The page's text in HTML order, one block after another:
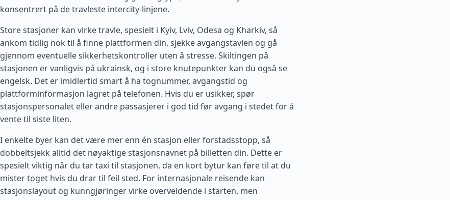
konsentrert på de travleste intercity-linjene.
Store stasjoner kan virke travle, spesielt i Kyiv, Lviv, Odesa og Kharkiv, så
ankom tidlig nok til å finne plattformen din, sjekke avgangstavlen og gå
gjennom eventuelle sikkerhetskontroller uten å stresse. Skiltingen på
stasjonen er vanligvis på ukrainsk, og i store knutepunkter kan du også se
engelsk. Det er imidlertid smart å ha tognummer, avgangstid og
plattforminformasjon lagret på telefonen. Hvis du er usikker, spør
stasjonspersonalet eller andre passasjerer i god tid før avgang i stedet for å
vente til siste liten.
I enkelte byer kan det være mer enn én stasjon eller forstadsstopp, så
dobbeltsjekk alltid det nøyaktige stasjonsnavnet på billetten din. Dette er
spesielt viktig når du tar taxi til stasjonen, da en kort bytur kan føre til at du
mister toget hvis du drar til feil sted. For internasjonale reisende kan
stasjonslayout og kunngjøringer virke overveldende i starten, men